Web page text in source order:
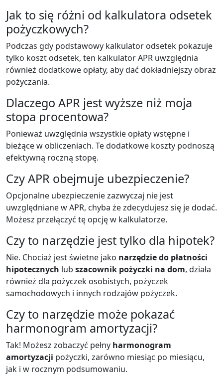
Jak to się różni od kalkulatora odsetek
pożyczkowych?
Podczas gdy podstawowy kalkulator odsetek pokazuje
tylko koszt odsetek, ten kalkulator APR uwzględnia
również dodatkowe opłaty, aby dać dokładniejszy obraz
pożyczania.
Dlaczego APR jest wyższe niż moja
stopa procentowa?
Ponieważ uwzględnia wszystkie opłaty wstępne i
bieżące w obliczeniach. Te dodatkowe koszty podnoszą
efektywną roczną stopę.
Czy APR obejmuje ubezpieczenie?
Opcjonalne ubezpieczenie zazwyczaj nie jest
uwzględniane w APR, chyba że zdecydujesz się je dodać.
Możesz przełączyć tę opcję w kalkulatorze.
Czy to narzędzie jest tylko dla hipotek?
Nie. Chociaż jest świetne jako narzędzie do płatności
hipotecznych lub szacownik pożyczki na dom, działa
również dla pożyczek osobistych, pożyczek
samochodowych i innych rodzajów pożyczek.
Czy to narzędzie może pokazać
harmonogram amortyzacji?
Tak! Możesz zobaczyć pełny harmonogram
amortyzacji pożyczki, zarówno miesiąc po miesiącu,
jak i w rocznym podsumowaniu.